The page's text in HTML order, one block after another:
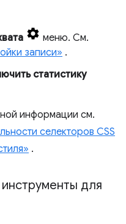
меню. См.
записи» .
статистику
информации см.
селекторов CSS
.
для